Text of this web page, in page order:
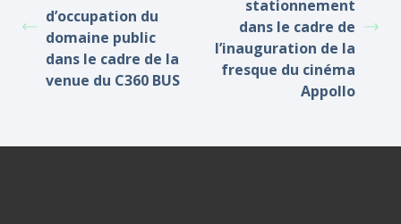
d’occupation du
domaine public
dans le cadre de la
venue du C360 BUS
stationnement
dans le cadre de
l’inauguration de la
fresque du cinéma
Appollo